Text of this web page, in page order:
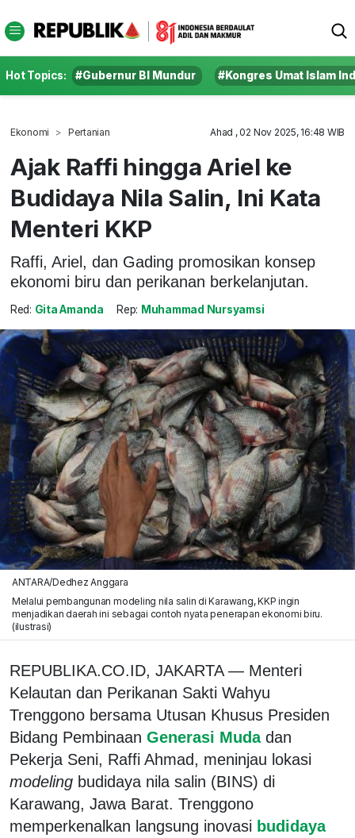
Hot Topics: #Gubernur BI Mundur #Kongres Umat Islam
Ekonomi Pertanian Ahad , 02 Nov 2025, 16:48 WIB
Ajak Raffi hingga Ariel ke
Budidaya Nila Salin, Ini Kata
Menteri KKP
Raffi, Ariel, dan Gading promosikan konsep
ekonomi biru dan perikanan berkelanjutan.
Red: Gita Amanda Rep: Muhammad Nursyamsi
ANTARA/Dedhez Anggara
Melalui pembangunan modeling nila salin di Karawang, KKP ingin
menjadikan daerah ini sebagai contoh nyata penerapan ekonomi biru.
(ilustrasi)
REPUBLIKA.CO.ID, JAKARTA — Menteri
Kelautan dan Perikanan Sakti Wahyu
Trenggono bersama Utusan Khusus Presiden
Bidang Pembinaan Generasi Muda dan
Pekerja Seni, Raffi Ahmad, meninjau lokasi
modeling budidaya nila salin (BINS) di
Karawang, Jawa Barat. Trenggono
memperkenalkan langsung inovasi budidaya